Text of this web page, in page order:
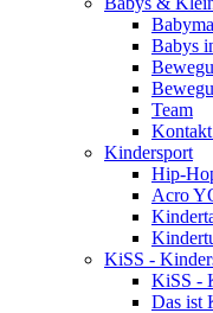
Babys
Team
Kindersport
Hip-
Acro
KiSS -
KiSS -
Das ist